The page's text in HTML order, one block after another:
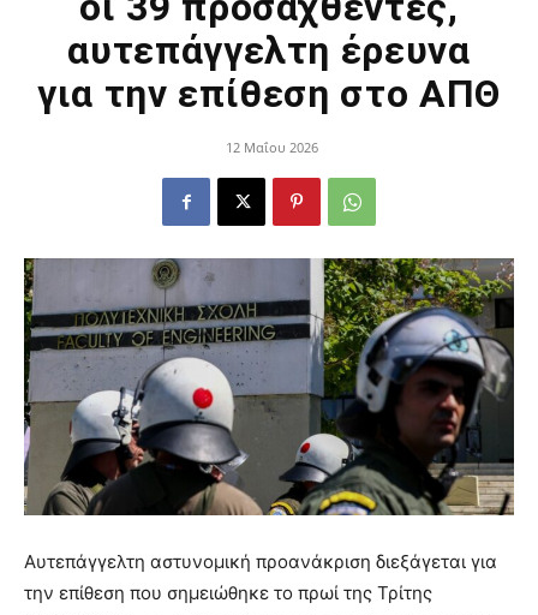
αυτεπάγγελτη έρευνα
για την επίθεση στο ΑΠΘ
12 Μαΐου 2026
Αυτεπάγγελτη αστυνομική προανάκριση διεξάγεται για
την επίθεση που σημειώθηκε το πρωί της Τρίτης